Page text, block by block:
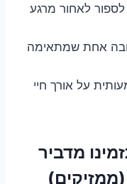
לאחור מרגע
אחת שמתאימה
על אורך חיי
מדביר